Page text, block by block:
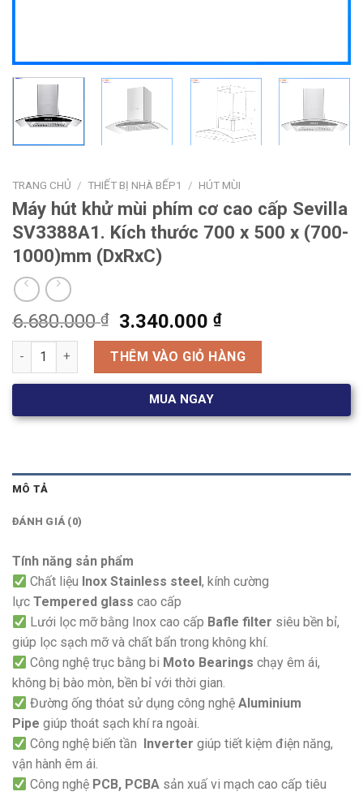
TRANG CHỦ / THIẾT BỊ NHÀ BẾP1 / HÚT MÙI
Máy hút khử mùi phím cơ cao cấp Sevilla
SV3388A1. Kích thước 700 x 500 x (700-
1000)mm (DxRxC)
6.680.000₫
Giá
gốc
là:
6.680.000 ₫.
3.340.000₫Giá
hiện
tại
là:
Máy hút khử mùi phím cơ cao cấp Sevilla SV3388A1. Kích
THÊM VÀO GIỎ HÀNG
MUA NGAY
MÔ TẢ
ĐÁNH GIÁ (0)
Tính năng sản phẩm
Chất liệu Inox Stainless steel, kính cường
lực Tempered glass cao cấp
Lưới lọc mỡ bằng Inox cao cấp Bafle filter siêu bền bỉ,
giúp lọc sạch mỡ và chất bẩn trong không khí.
Công nghệ trục bằng bi Moto Bearings chạy êm ái,
không bị bào mòn, bền bỉ với thời gian.
Đường ống thóat sử dụng công nghệAluminium
Pipe giúp thoát sạch khí ra ngoài.
Công nghệ biến tần Inverter giúp tiết kiệm điện năng,
vận hành êm ái.
Công nghệ PCB, PCBA sản xuấ vi mạch cao cấp tiêu